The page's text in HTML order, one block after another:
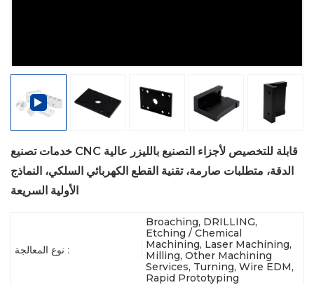
خدمات تصنيع CNC قابلة للتخصيص لأجزاء التصنيع بالليزر عالية
الدقة، متطلبات صارمة، تقنية القطع الكهربائي السلكي، النماذج
الأولية السريعة
نوع المعالجة :
Broaching, DRILLING,
Etching / Chemical
Machining, Laser Machining,
Milling, Other Machining
Services, Turning, Wire EDM,
Rapid Prototyping